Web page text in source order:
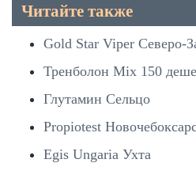
Читайте также
Gold Star Viper Северо-
Тренболон Mix 150
Глутамин Сельцо
Propiotest
Egis Ungaria Ухта